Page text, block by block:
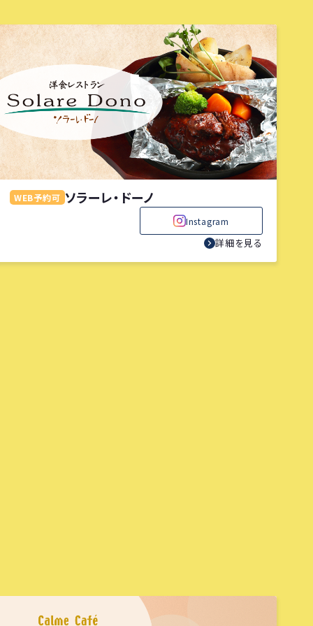
WEB予約可 ソラーレ・ドーノ
Instagram
詳細を見る